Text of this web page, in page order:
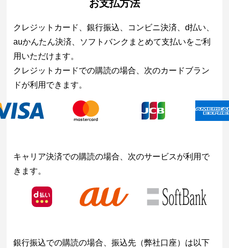
お支払方法
クレジットカード、銀行振込、コンビニ決済、d払い、
auかんたん決済、ソフトバンクまとめて支払いをご利
用いただけます。
クレジットカードでの購読の場合、次のカードブラン
ドが利用できます。
キャリア決済での購読の場合、次のサービスが利用で
きます。
銀行振込での購読の場合、振込先（弊社口座）は以下